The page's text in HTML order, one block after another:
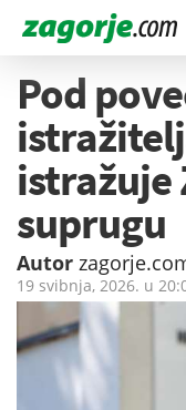
Pod
istražuje
suprugu
Autor
19 svibnja, 2026. u